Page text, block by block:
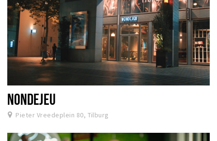
NONDEJEU
Pieter Vreedeplein 80, Tilburg